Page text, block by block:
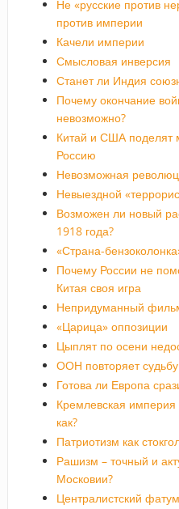
Не «русские против
против империи
Качели империи
Смысловая инверсия
Станет ли Индия
Почему окончание
невозможно?
Китай и США поделят
Россию
Невозможная
Невыездной
Возможен ли новый
1918 года?
«Страна-
Почему России не
Китая своя игра
Непридуманный
«Царица» оппозиции
Цыплят по осени
ООН повторяет
Готова ли Европа
Кремлевская
как?
Патриотизм как
Рашизм – точный и
Московии?
Централистский